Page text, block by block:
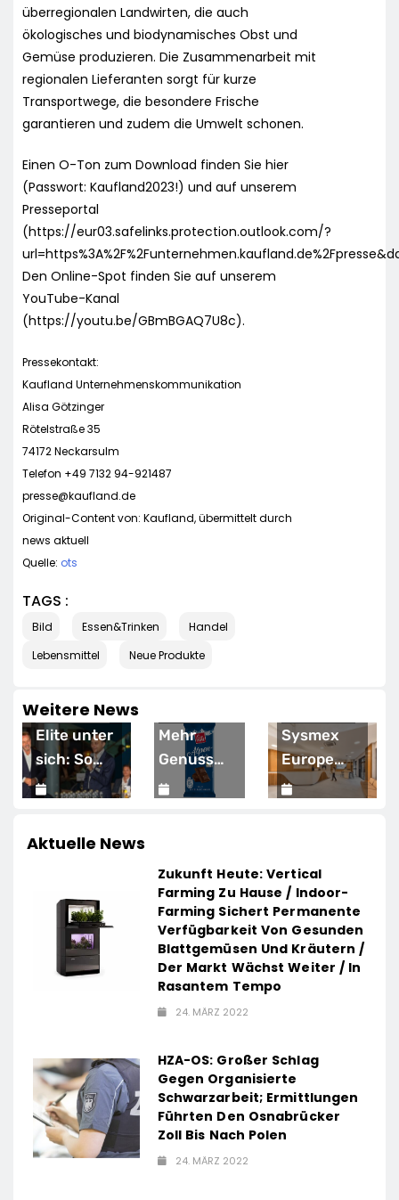
überregionalen Landwirten, die auch
ökologisches und biodynamisches Obst und
Gemüse produzieren. Die Zusammenarbeit mit
regionalen Lieferanten sorgt für kurze
Transportwege, die besondere Frische
garantieren und zudem die Umwelt schonen.
Einen O-Ton zum Download finden Sie hier
(Passwort: Kaufland2023!) und auf unserem
Presseportal
(https://eur03.safelinks.protection.outlook.com/?
Den Online-Spot finden Sie auf unserem
YouTube-Kanal
(https://youtu.be/GBmBGAQ7U8c).
Pressekontakt:
Kaufland Unternehmenskommunikation
Alisa Götzinger
Rötelstraße 35
74172 Neckarsulm
Telefon +49 7132 94-921487
presse@kaufland.de
Original-Content von: Kaufland, übermittelt durch
news aktuell
Quelle: ots
TAGS :
Bild Essen&Trinken
Handel
Lebensmittel
Neue Produkte
Weitere News
WIRTSCHAFT
Elite unter
sich: So
vernetzen
für die
Zukunft
Mehr
Genuss
zum
dauerhaft
die Preise
für
Schokolade
/ 26
Schokoladenartikel
günstiger
Sysmex
Europe
eröffnet
Campus in
Hamburg
und setzt
damit neue
Maßstäbe
Aktuelle News
Zukunft Heute: Vertical
Farming Zu Hause / Indoor-
Farming Sichert Permanente
Verfügbarkeit Von Gesunden
Blattgemüsen Und Kräutern /
Der Markt Wächst Weiter / In
Rasantem Tempo
24. MÄRZ 2022
HZA-OS: Großer Schlag
Gegen Organisierte
Schwarzarbeit; Ermittlungen
Führten Den Osnabrücker
Zoll Bis Nach Polen
24. MÄRZ 2022